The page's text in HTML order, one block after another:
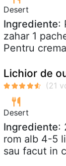
Desert
Ingrediente:
zahar 1
Pentru
Lichior de
Desert
Ingrediente:
rom alb 4-5
sau facut in